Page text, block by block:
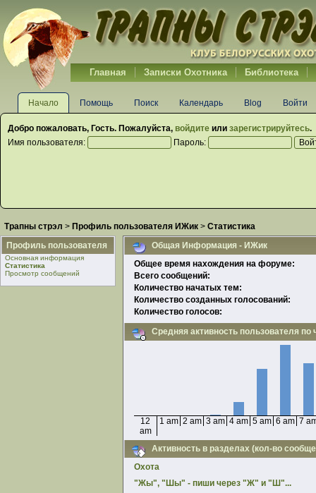
Главная Записки Охотника Библиотека
Начало Помощь Поиск Календарь Blog Войти
Добро пожаловать, Гость. Пожалуйста, войдите или зарегистрируйтесь.
Имя пользователя:
Пароль:
Трапны стрэл > Профиль пользователя ИЖик > Статистика
Профиль пользователя
Основная информация
Статистика
Просмотр сообщений
Общая Информация - ИЖик
Общее время нахождения на форуме:
Всего сообщений:
Количество начатых тем:
Количество созданных голосований:
Количество голосов:
Средняя активность пользователя по
12
am
1 am 2 am 3 am 4 am 5 am 6 am 7
Активность в разделах (кол-во
Охота
"Жы", "Шы" - пиши через "Ж" и "Ш"...